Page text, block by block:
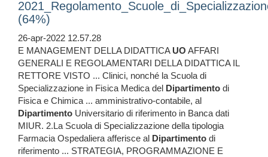
(64%)
26-apr-2022 12.57.28
E MANAGEMENT DELLA DIDATTICA UO AFFARI
GENERALI E REGOLAMENTARI DELLA DIDATTICA IL
RETTORE VISTO ... Clinici, nonché la Scuola di
Specializzazione in Fisica Medica del Dipartimento di
Fisica e Chimica ... amministrativo-contabile, al
Dipartimento Universitario di riferimento in Banca dati
MIUR. 2.La Scuola di Specializzazione della tipologia
Farmacia Ospedaliera afferisce al Dipartimento di
riferimento ... STRATEGIA, PROGRAMMAZIONE E